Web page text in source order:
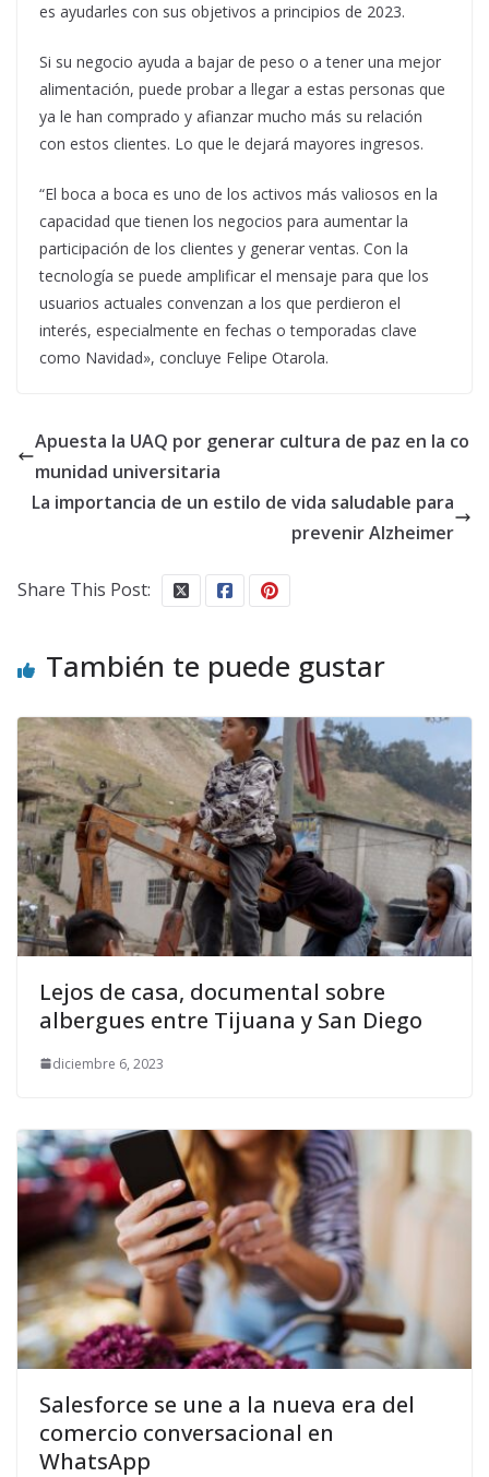
es ayudarles con sus objetivos a principios de 2023.
Si su negocio ayuda a bajar de peso o a tener una mejor
alimentación, puede probar a llegar a estas personas que
ya le han comprado y afianzar mucho más su relación
con estos clientes. Lo que le dejará mayores ingresos.
“El boca a boca es uno de los activos más valiosos en la
capacidad que tienen los negocios para aumentar la
participación de los clientes y generar ventas. Con la
tecnología se puede amplificar el mensaje para que los
usuarios actuales convenzan a los que perdieron el
interés, especialmente en fechas o temporadas clave
como Navidad», concluye Felipe Otarola.
Apuesta la UAQ por generar cultura de paz en la co
munidad universitaria
La importancia de un estilo de vida saludable para
prevenir Alzheimer
Share This Post:
También te puede gustar
Lejos de casa, documental sobre
albergues entre Tijuana y San Diego
diciembre 6, 2023
Salesforce se une a la nueva era del
comercio conversacional en
WhatsApp